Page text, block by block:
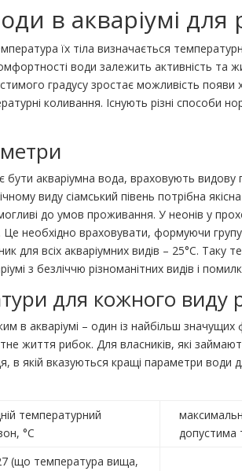
в акваріумі для
їх тіла визначається
води залежить активність та
градусу зростає можливість появи
коливання. Існують різні способи
акваріумна вода, враховують видову
виду сіамський півень потрібна якісна
до умов проживання. У неонів у
Це необхідно враховувати, формуючи
для всіх акваріумних видів – 25°C. Таку
з безліччю різноманітних видів і
для кожного виду
в акваріумі – один із найбільш значущих
життя рибок. Для власників, які
в якій вказуються кращі параметри води
температурний
°C
допустима
(що температура вища,